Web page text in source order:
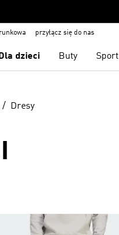
przyłącz się do nas
Dla dzieci Buty Sport
Dresy
listy życzeń